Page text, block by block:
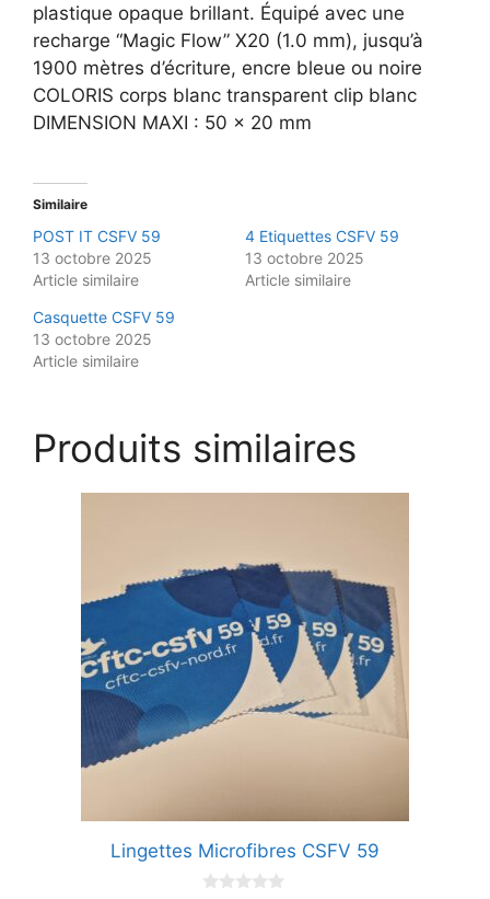
plastique opaque brillant. Équipé avec une
recharge “Magic Flow” X20 (1.0 mm), jusqu’à
1900 mètres d’écriture, encre bleue ou noire
COLORIS corps blanc transparent clip blanc
DIMENSION MAXI : 50 x 20 mm
Similaire
POST IT CSFV 59
13 octobre 2025
Article similaire
4 Etiquettes CSFV 59
13 octobre 2025
Article similaire
Casquette CSFV 59
13 octobre 2025
Article similaire
Produits similaires
Lingettes Microfibres CSFV 59